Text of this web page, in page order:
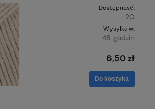
Dostępność:
20
Wysyłka w:
48 godzin
6,50 zł
Do koszyka